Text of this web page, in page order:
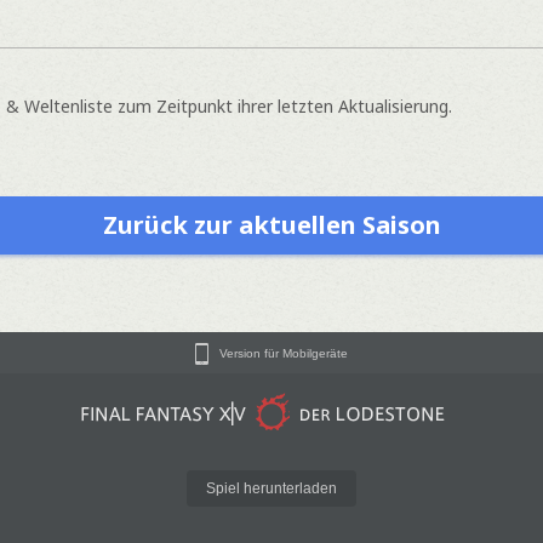
Weltenliste zum Zeitpunkt ihrer letzten Aktualisierung.
Zurück zur aktuellen Saison
Version für Mobilgeräte
Spiel herunterladen